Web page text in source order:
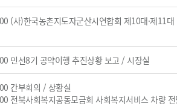
(사)한국농촌지도자군산시연합회 제10대·제11
민선8기 공약이행 추진상황 보고 / 시장실
간부회의 / 상황실
전북사회복지공동모금회 사회복지서비스 차량